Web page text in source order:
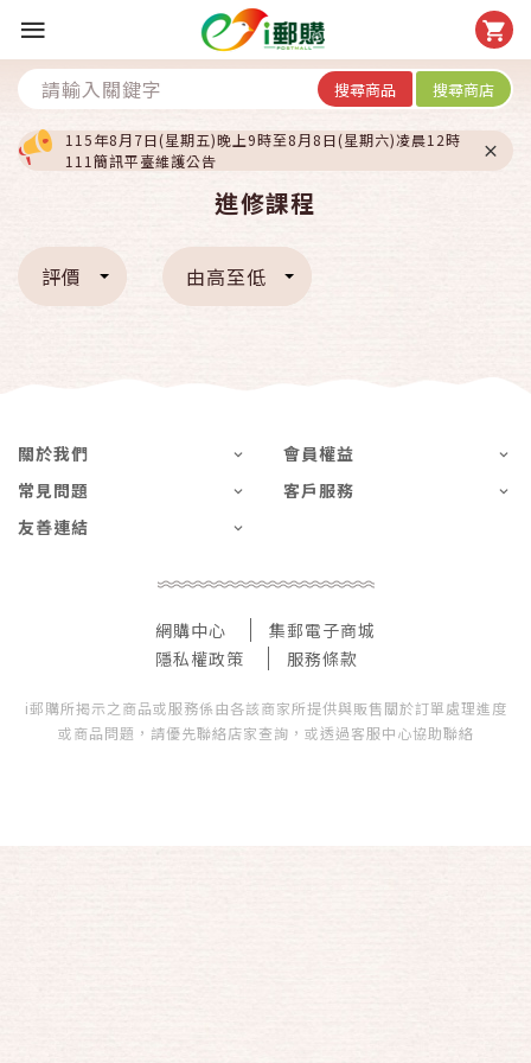
搜尋商品 搜尋商店
115年8月7日(星期五)晚上9時至8月8日(星期六)凌晨12時
111簡訊平臺維護公告
進修課程
評價 由高至低
關於我們
會員權益
常見問題
客戶服務
友善連結
網購中心
集郵電子商城
隱私權政策
服務條款
i郵購所揭示之商品或服務係由各該商家所提供與販售關於訂單處理進度
或商品問題，請優先聯絡店家查詢，或透過客服中心協助聯絡